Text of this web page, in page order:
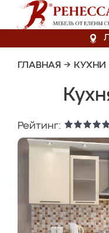
ГЛАВНАЯ → КУХНИ
Рейтинг: